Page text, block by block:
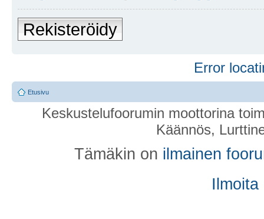
Rekisteröidy
Error
Etusivu
Keskustelufoorumin moottorina
Käännös,
Tämäkin on ilmainen